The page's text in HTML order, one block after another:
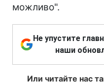
можливо".
Не упустите
наши
Или читайте нас